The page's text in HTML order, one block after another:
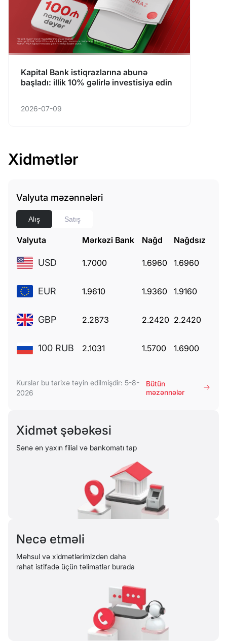
Kapital Bank istiqrazlarına abunə
başladı: illik 10% gəlirlə investisiya edin
2026-07-09
Xidmətlər
Valyuta məzənnələri
Alış Satış
Valyuta Mərkəzi Bank Nağd Nağdsız
USD 1.7000 1.6960 1.6960
EUR 1.9610 1.9360 1.9160
GBP 2.2873 2.2420 2.2420
100 RUB 2.1031 1.5700 1.6900
Kurslar bu tarixə təyin edilmişdir: 5-8-
2026
Bütün
məzənnələr
Xidmət şəbəkəsi
Sənə ən yaxın filial və bankomatı tap
Necə etməli
Məhsul və xidmətlərimizdən daha
rahat istifadə üçün təlimatlar burada